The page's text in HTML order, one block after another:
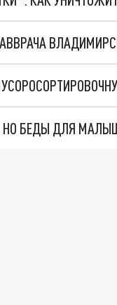
БЕДЫ ДЛЯ